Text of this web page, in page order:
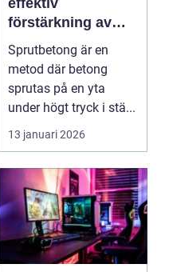
förstärkning av
berg och betong
Sprutbetong är en
metod där betong
sprutas på en yta
under högt tryck i stä...
13 januari 2026